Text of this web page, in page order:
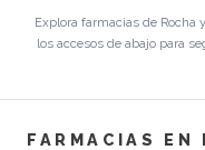
Explora farmacias de Rocha
los accesos de abajo para
FARMACIAS EN